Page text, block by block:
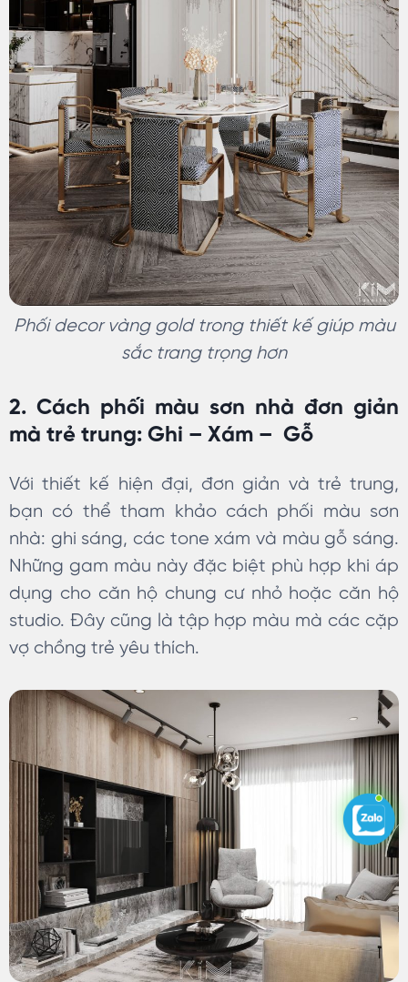
Phối decor vàng gold trong thiết kế giúp màu
sắc trang trọng hơn
2. Cách phối màu sơn nhà đơn giản
mà trẻ trung: Ghi – Xám – Gỗ
Với thiết kế hiện đại, đơn giản và trẻ trung,
bạn có thể tham khảo cách phối màu sơn
nhà: ghi sáng, các tone xám và màu gỗ sáng.
Những gam màu này đặc biệt phù hợp khi áp
dụng cho căn hộ chung cư nhỏ hoặc căn hộ
studio. Đây cũng là tập hợp màu mà các cặp
vợ chồng trẻ yêu thích.